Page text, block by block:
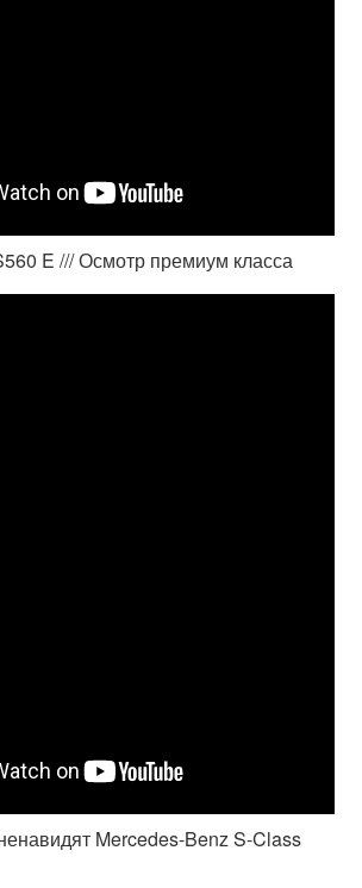
E /// Осмотр премиум класса
Mercedes-Benz S-Class